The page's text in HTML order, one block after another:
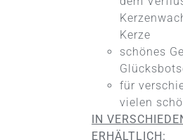
PRODUKTSEITE
Kerze
schönes
für
vielen
IN
ERHÄLTLICH: